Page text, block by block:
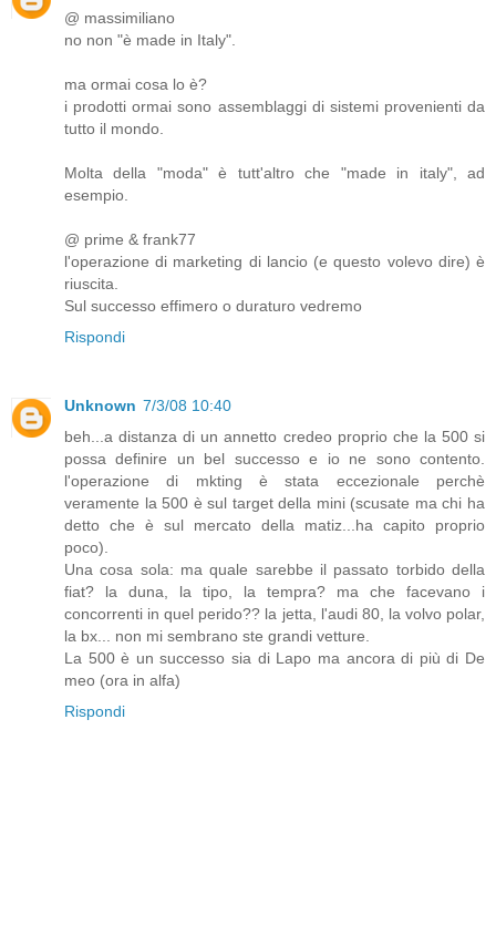
@ massimiliano
no non "è made in Italy".
ma ormai cosa lo è?
i prodotti ormai sono assemblaggi di sistemi provenienti da
tutto il mondo.
Molta della "moda" è tutt'altro che "made in italy", ad
esempio.
@ prime & frank77
l'operazione di marketing di lancio (e questo volevo dire) è
riuscita.
Sul successo effimero o duraturo vedremo
Rispondi
Unknown 7/3/08 10:40
beh...a distanza di un annetto credeo proprio che la 500 si
possa definire un bel successo e io ne sono contento.
l'operazione di mkting è stata eccezionale perchè
veramente la 500 è sul target della mini (scusate ma chi ha
detto che è sul mercato della matiz...ha capito proprio
poco).
Una cosa sola: ma quale sarebbe il passato torbido della
fiat? la duna, la tipo, la tempra? ma che facevano i
concorrenti in quel perido?? la jetta, l'audi 80, la volvo polar,
la bx... non mi sembrano ste grandi vetture.
La 500 è un successo sia di Lapo ma ancora di più di De
meo (ora in alfa)
Rispondi